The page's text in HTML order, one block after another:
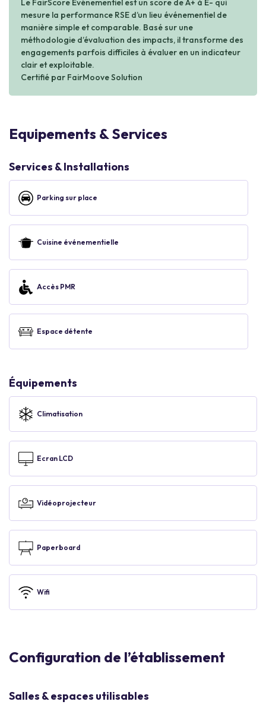
Le FairScore Événementiel est un score de A+ à E- qui
mesure la performance RSE d’un lieu événementiel de
manière simple et comparable. Basé sur une
méthodologie d’évaluation des impacts, il transforme des
engagements parfois difficiles à évaluer en un indicateur
clair et exploitable.
Certifié par FairMoove Solution
Equipements & Services
Services & Installations
Parking sur place
Cuisine événementielle
Accès PMR
Espace détente
Équipements
Climatisation
Ecran LCD
Vidéoprojecteur
Paperboard
Wifi
Configuration de l’établissement
Salles & espaces utilisables